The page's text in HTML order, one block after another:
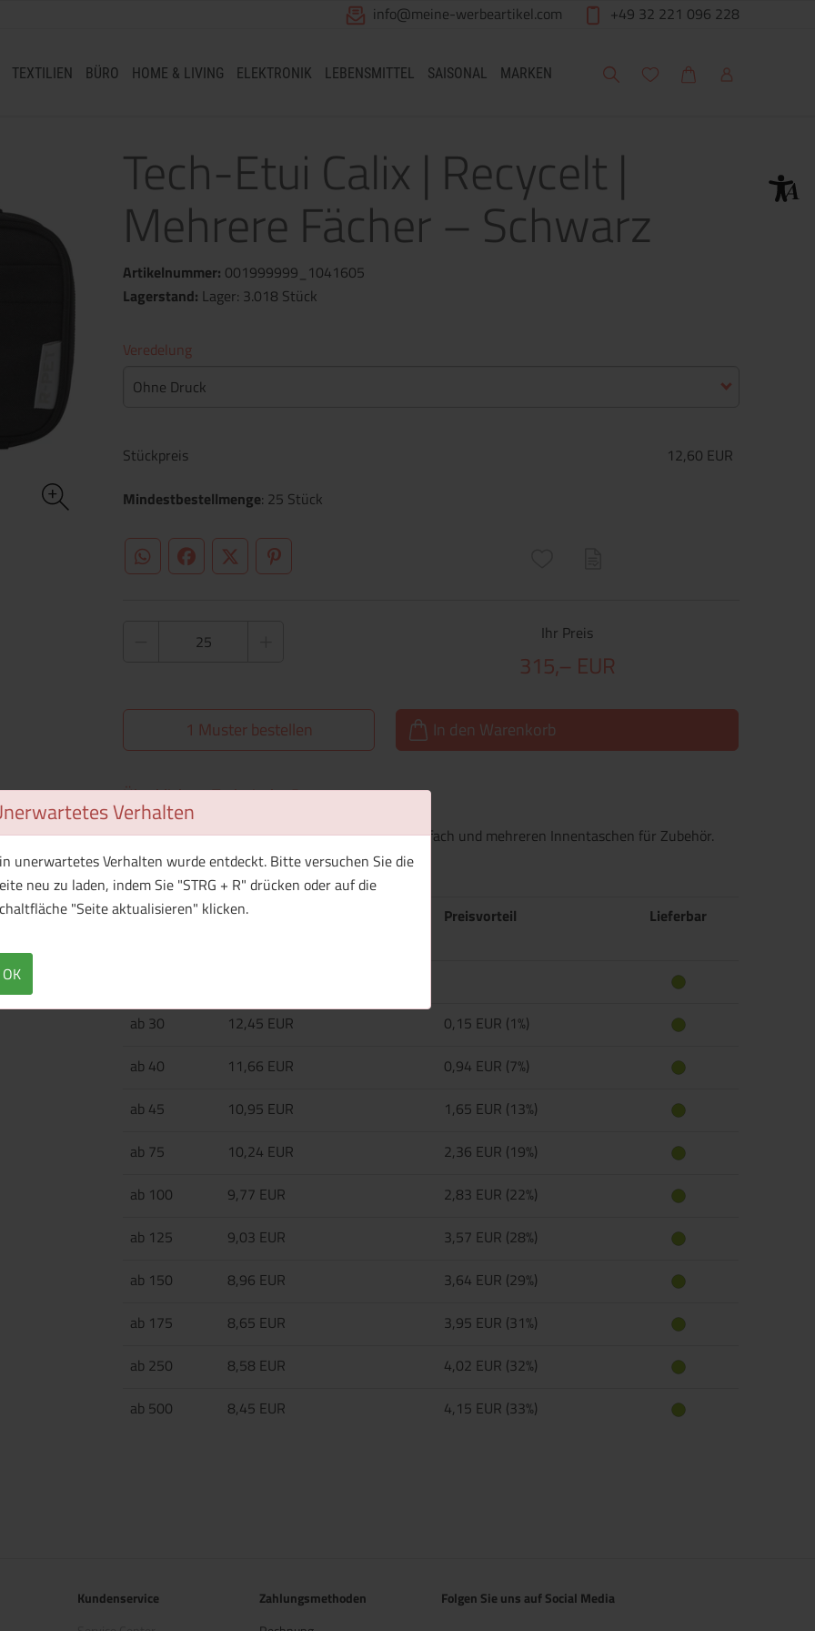
Verhalten
unerwartetes Verhalten wurde entdeckt. Bitte versuchen Sie die
neu zu laden, indem Sie "STRG + R" drücken oder auf die
"Seite aktualisieren" klicken.
OK
info@meine-werbeartikel.com +49 32 221 096 228
TEXTILIEN BÜRO HOME & LIVING ELEKTRONIK LEBENSMITTEL SAISONAL MARKEN Suche Meine Wunschliste
WarenkorbMein Account
Tech-Etui Calix | Recycelt |
Mehrere Fächer – Schwarz
Artikelnummer: 001999999_1041605
Lagerstand: Lager: 3.018 Stück
Veredelung
Ohne Druck
Stückpreis
12,60 EUR
Mindestbestellmenge: 25 Stück
WhatsApp (#[creator\plugin\share\core\structs\SocialSharingServiceSettings]:only_chrome#)
FacebookTwitter (#[creator\plugin\share\core\structs\SocialSharingServiceSettings]:formaly_twitter#)
Pinterest
Ihr Preis
315,– EUR
1 Muster bestellen In den Warenkorb
Überblick Technische Daten
rPET-Tech-Etui (300D) mit Reißverschluss, Hauptfach und mehreren Innentaschen für Zubehör.
Menge
Preis / Stück
Preisvorteil Lieferbar
ab 30
12,45 EUR
0,15 EUR (1%)
ab 40
11,66 EUR
0,94 EUR (7%)
ab 45
10,95 EUR
1,65 EUR (13%)
ab 75
10,24 EUR
2,36 EUR (19%)
ab 100
9,77 EUR
2,83 EUR (22%)
ab 125
9,03 EUR
3,57 EUR (28%)
ab 150
8,96 EUR
3,64 EUR (29%)
ab 175
8,65 EUR
3,95 EUR (31%)
ab 250
8,58 EUR
4,02 EUR (32%)
ab 500
8,45 EUR 4,15 EUR (33%)
Kundenservice
Zahlungsmethoden
Folgen Sie uns auf Social Media